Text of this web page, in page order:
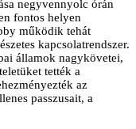
negyvennyolc órán
fontos helyen
működik tehát
kapcsolatrendszer.
államok nagykövetei,
tették a
az
passzusait, a